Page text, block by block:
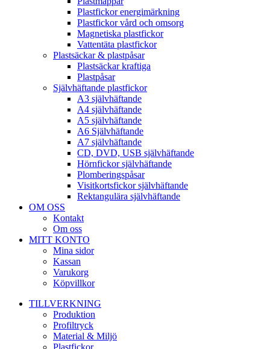
Plastfickor energimärkning
Plastfickor vård och omsorg
Magnetiska plastfickor
Vattentäta plastfickor
Plastsäckar & plastpåsar
Plastsäckar kraftiga
Plastpåsar
Självhäftande plastfickor
A3 självhäftande
A4 självhäftande
A5 självhäftande
A6 Självhäftande
A7 självhäftande
CD, DVD, USB självhäftande
Hörnfickor självhäftande
Plomberingspåsar
Visitkortsfickor självhäftande
Rektangulära självhäftande
OM OSS
Kontakt
Om oss
MITT KONTO
Mina sidor
Kassan
Varukorg
Köpvillkor
TILLVERKNING
Produktion
Profiltryck
Material & Miljö
Plastfickor